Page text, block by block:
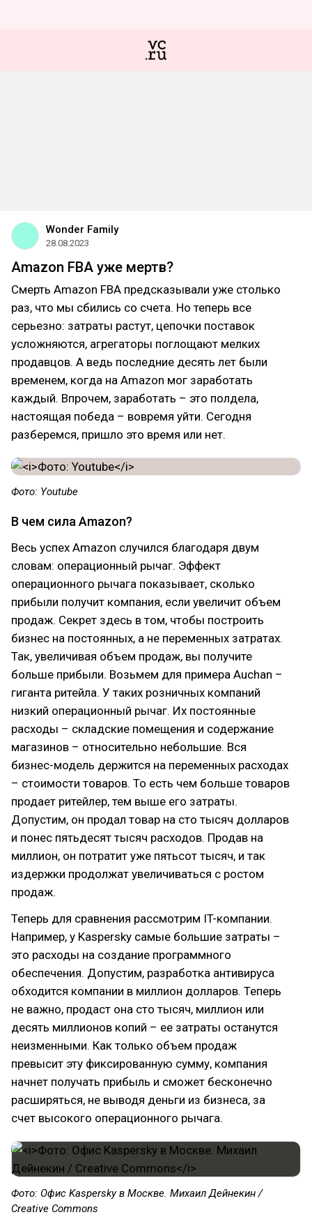
Wonder Family
28.08.2023
Amazon FBA уже мертв?
Смерть Amazon FBA предсказывали уже столько
раз, что мы сбились со счета. Но теперь все
серьезно: затраты растут, цепочки поставок
усложняются, агрегаторы поглощают мелких
продавцов. А ведь последние десять лет были
временем, когда на Amazon мог заработать
каждый. Впрочем, заработать – это полдела,
настоящая победа – вовремя уйти. Сегодня
разберемся, пришло это время или нет.
Фото: Youtube
В чем сила Amazon?
Весь успех Amazon cлучился благодаря двум
словам: операционный рычаг. Эффект
операционного рычага показывает, сколько
прибыли получит компания, если увеличит объем
продаж. Секрет здесь в том, чтобы построить
бизнес на постоянных, а не переменных затратах.
Так, увеличивая объем продаж, вы получите
больше прибыли. Возьмем для примера Auchan –
гиганта ритейла. У таких розничных компаний
низкий операционный рычаг. Их постоянные
расходы – складские помещения и содержание
магазинов – относительно небольшие. Вся
бизнес-модель держится на переменных расходах
– стоимости товаров. То есть чем больше товаров
продает ритейлер, тем выше его затраты.
Допустим, он продал товар на сто тысяч долларов
и понес пятьдесят тысяч расходов. Продав на
миллион, он потратит уже пятьсот тысяч, и так
издержки продолжат увеличиваться с ростом
продаж.
Теперь для сравнения рассмотрим IT-компании.
Например, у Kaspersky самые большие затраты –
это расходы на создание программного
обеспечения. Допустим, разработка антивируса
обходится компании в миллион долларов. Теперь
не важно, продаст она сто тысяч, миллион или
десять миллионов копий – ее затраты останутся
неизменными. Как только объем продаж
превысит эту фиксированную сумму, компания
начнет получать прибыль и сможет бесконечно
расширяться, не выводя деньги из бизнеса, за
счет высокого операционного рычага.
Фото: Офис Kaspersky в Москве. Михаил Дейнекин /
Creative Commons